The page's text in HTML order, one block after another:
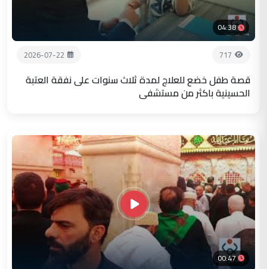
04:38
717
2026-07-22
قصة طفل خضع للعلاج لمدة ثلاث سنوات على نفقة العتبة
الحسينية باكثر من مستشفى
00:47